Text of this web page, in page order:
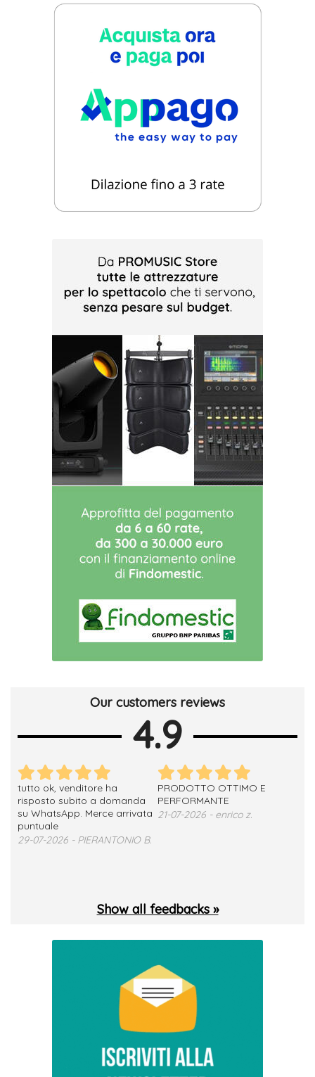
Our customers reviews
4.9
tutto ok, venditore ha
risposto subito a domanda
su WhatsApp. Merce arrivata
puntuale
29-07-2026 - PIERANTONIO B.
PRODOTTO OTTIMO E
PERFORMANTE
21-07-2026 - enrico z.
Show all feedbacks »